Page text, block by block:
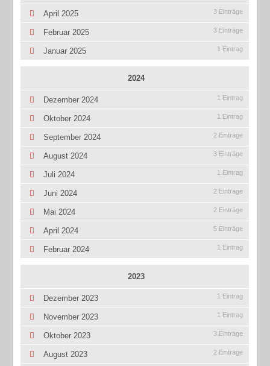
April 2025 3 Einträge
Februar 2025 3 Einträge
Januar 2025 1 Eintrag
2024
Dezember 2024 1 Eintrag
Oktober 2024 1 Eintrag
September 2024 2 Einträge
August 2024 3 Einträge
Juli 2024 1 Eintrag
Juni 2024 2 Einträge
Mai 2024 2 Einträge
April 2024 5 Einträge
Februar 2024 1 Eintrag
2023
Dezember 2023 1 Eintrag
November 2023 1 Eintrag
Oktober 2023 3 Einträge
August 2023 2 Einträge